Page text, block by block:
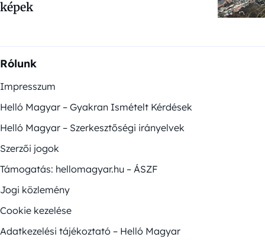
képek
Rólunk
Impresszum
Helló Magyar – Gyakran Ismételt Kérdések
Helló Magyar – Szerkesztőségi irányelvek
Szerzői jogok
Támogatás: hellomagyar.hu – ÁSZF
Jogi közlemény
Cookie kezelése
Adatkezelési tájékoztató – Helló Magyar